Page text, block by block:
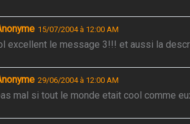
15/07/2004 à 12:00 AM
excellent le message 3!!! et aussi la
29/06/2004 à 12:00 AM
mal si tout le monde etait cool comme